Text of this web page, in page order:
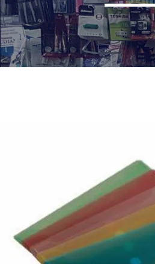
¿Quiénes Somos?
Contacto
¡Imprimir!